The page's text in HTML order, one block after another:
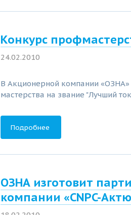
Конкурс
24.02.2010
В Акционерной компании «ОЗНА»
мастерства на звание "Лучший
Подробнее
ОЗНА изготовит
компании «CNPC-